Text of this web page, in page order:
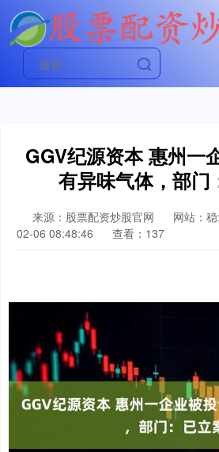
GGV纪源资本 惠州一
有异味气体，部门
来源：股票配资炒股官网 网站：
02-06 08:48:46
查看：137